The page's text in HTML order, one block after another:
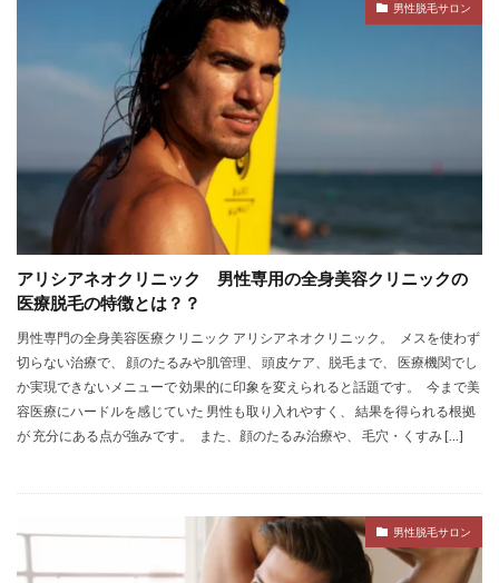
男性脱毛サロン
アリシアネオクリニック 男性専用の全身美容クリニックの
医療脱毛の特徴とは？？
男性専門の全身美容医療クリニック アリシアネオクリニック。 メスを使わず
切らない治療で、 顔のたるみや肌管理、 頭皮ケア、脱毛まで、 医療機関でし
か実現できないメニューで 効果的に印象を変えられると話題です。 今まで美
容医療にハードルを感じていた 男性も取り入れやすく、 結果を得られる根拠
が 充分にある点が強みです。 また、顔のたるみ治療や、 毛穴・くすみ […]
男性脱毛サロン